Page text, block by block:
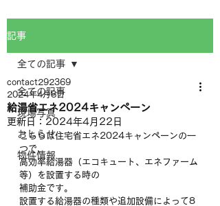
記事
全ての記事
現場写真
おしらせ
物件情報
全ての記事
給湯省エネ2024キャンペーン
contact292369
2024年4月8日
更新日： 2024年4月22日
こちらは住宅省エネ2024キャンペーンの一
つで、
高効率給湯器（エコキュート、エネファーム
等）を設置する時の
補助金です。
設置する給湯器の種類や追加設備によって8